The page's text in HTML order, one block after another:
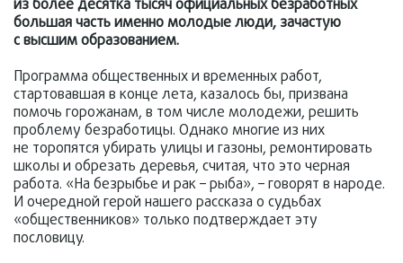
из более десятка тысяч официальных безработных
большая часть именно молодые люди, зачастую
с высшим образованием.
Программа общественных и временных работ,
стартовавшая в конце лета, казалось бы, призвана
помочь горожанам, в том числе молодежи, решить
проблему безработицы. Однако многие из них
не торопятся убирать улицы и газоны, ремонтировать
школы и обрезать деревья, считая, что это черная
работа. «На безрыбье и рак – рыба», – говорят в народе.
И очередной герой нашего рассказа о судьбах
«общественников» только подтверждает эту
пословицу.